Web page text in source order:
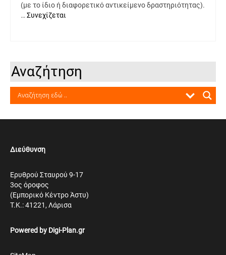
(με το ίδιο ή διαφορετικό αντικείμενο δραστηριότητας).
… Συνεχίζεται
Αναζήτηση
Διεύθυνση
Ερυθρού Σταυρού 9-17
3ος όροφος
(Εμπορικό Κέντρο Άστυ)
Τ.Κ.: 41221, Λάρισα
Powered by Digi-Plan.gr